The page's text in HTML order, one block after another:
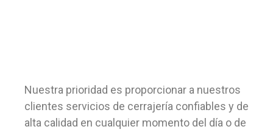
Nuestra prioridad es proporcionar a nuestros
clientes servicios de cerrajería confiables y de
alta calidad en cualquier momento del día o de